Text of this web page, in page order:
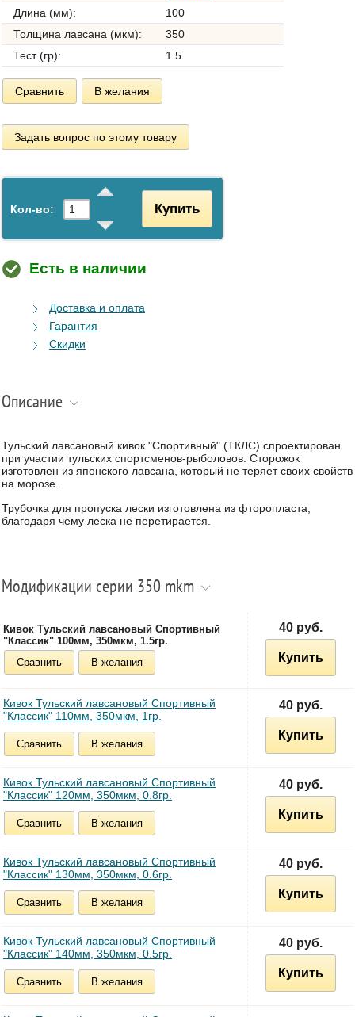
Длина (мм):
100
Толщина лавсана (мкм):
350
Тест (гр):
1.5
Сравнить В желания
Задать вопрос по этому товару
Кол-во: Купить
Есть в наличии
Доставка и оплата
Гарантия
Скидки
Описание
Тульский лавсановый кивок "Спортивный" (ТКЛС) спроектирован
при участии тульских спортсменов-рыболовов. Сторожок
изготовлен из японского лавсана, который не теряет своих свойств
на морозе.
Трубочка для пропуска лески изготовлена из фторопласта,
благодаря чему леска не перетирается.
Модификации серии 350 mkm
Кивок Тульский лавсановый Спортивный
"Классик" 100мм, 350мкм, 1.5гр.
Сравнить
В желания
40 руб.
Купить
Кивок Тульский лавсановый Спортивный
"Классик" 110мм, 350мкм, 1гр.
Сравнить В желания
40 руб.
Купить
Кивок Тульский лавсановый Спортивный
"Классик" 120мм, 350мкм, 0.8гр.
Сравнить В желания
40 руб.
Купить
Кивок Тульский лавсановый Спортивный
"Классик" 130мм, 350мкм, 0.6гр.
Сравнить В желания
40 руб.
Купить
Кивок Тульский лавсановый Спортивный
"Классик" 140мм, 350мкм, 0.5гр.
Сравнить В желания
40 руб.
Купить